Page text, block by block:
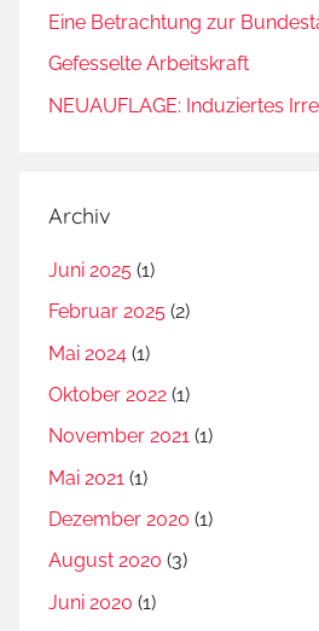
Eine Betrachtung zur
Gefesselte Arbeitskraft
NEUAUFLAGE: Induziertes
Archiv
Juni 2025 (1)
Februar 2025 (2)
Mai 2024 (1)
Oktober 2022 (1)
November 2021 (1)
Mai 2021 (1)
Dezember 2020 (1)
August 2020 (3)
Juni 2020 (1)